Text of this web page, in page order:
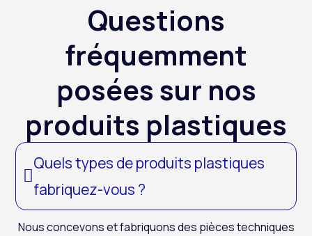
Questions
fréquemment
posées sur nos
produits plastiques
Quels types de produits plastiques
fabriquez-vous ?
Nous concevons et fabriquons des pièces techniques